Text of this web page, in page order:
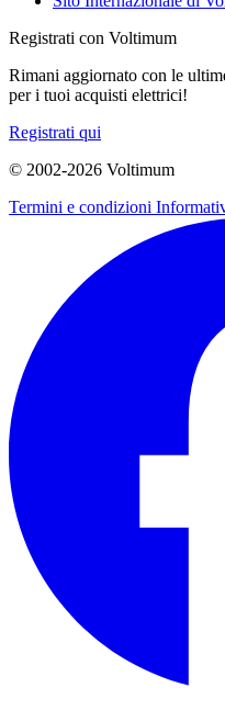
Registrati con Voltimum
Rimani aggiornato con le
per i tuoi acquisti elettrici!
Registrati qui
© 2002-2026 Voltimum
Termini e condizioni